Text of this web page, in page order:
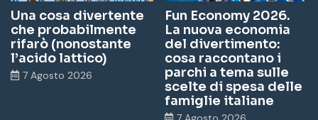
Una cosa divertente
che probabilmente
rifarò (nonostante
l’acido lattico)
7 Agosto 2026
Fun Economy 2026.
La nuova economia
del divertimento:
cosa raccontano i
parchi a tema sulle
scelte di spesa delle
famiglie italiane